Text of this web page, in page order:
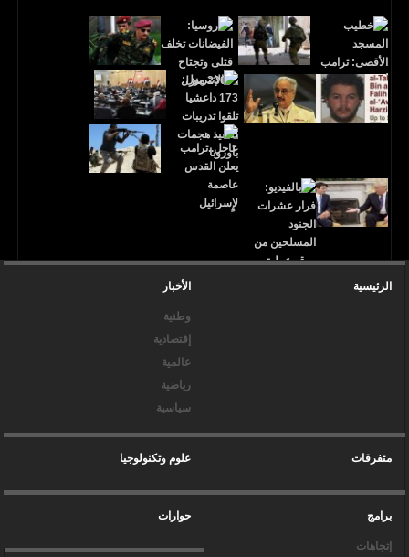
الرئيسية الأخبار
وطنية
إقتصادية
عالمية
رياضية
سياسية
متفرقات علوم وتكنولوجيا
برامج
إتجاهات
حوارات